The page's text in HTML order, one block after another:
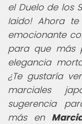
el Duelo de los
Iaido! Ahora
emocionante
para que más
elegancia
¿Te gustaría
marciales
sugerencia
más en